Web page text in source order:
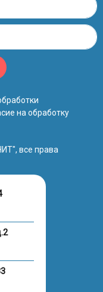
на обработку
все права